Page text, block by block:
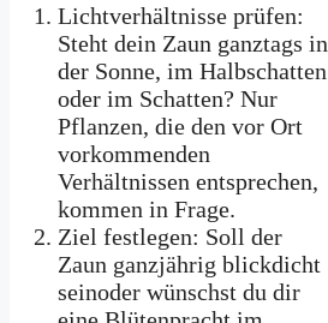
Lichtverhältnisse prüfen:
Steht dein Zaun ganztags in
der Sonne, im Halbschatten
oder im Schatten? Nur
Pflanzen, die den vor Ort
vorkommenden
Verhältnissen entsprechen,
kommen in Frage.
Ziel festlegen: Soll der
Zaun ganzjährig blickdicht
seinoder wünschst du dir